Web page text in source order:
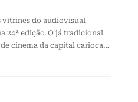
vitrines do audiovisual
24ª edição. O já tradicional
cinema da capital carioca…